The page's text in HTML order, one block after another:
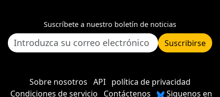
Suscríbete a nuestro boletín de noticias
Suscribirse
Sobre nosotros API política de privacidad
Condiciones de servicio
Contáctenos Siguenos en